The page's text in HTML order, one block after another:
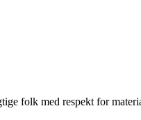
folk med respekt for